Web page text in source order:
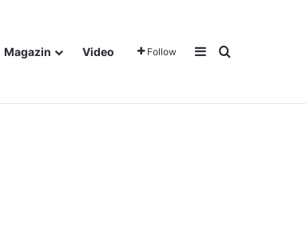
Magazin Video Follow Sidebar
Traži